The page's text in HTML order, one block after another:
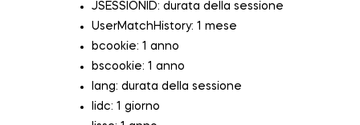
JSESSIONID: durata della sessione
UserMatchHistory: 1 mese
bcookie: 1 anno
bscookie: 1 anno
lang: durata della sessione
lidc: 1 giorno